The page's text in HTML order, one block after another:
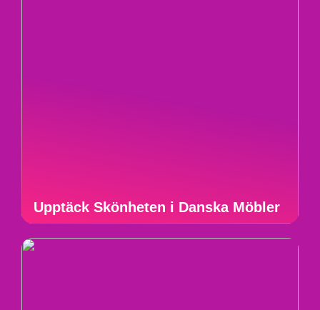
Upptäck Skönheten i Danska Möbler